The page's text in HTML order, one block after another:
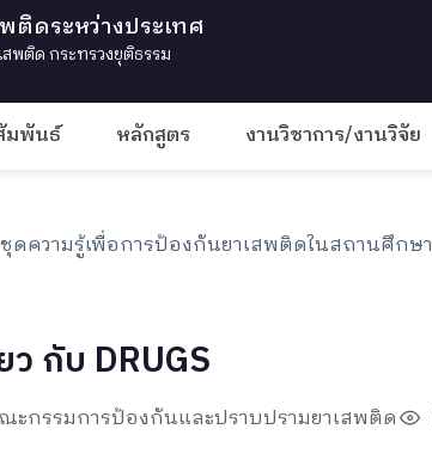
ติดระหว่างประเทศ
พติด กระทรวงยุติธรรม
มพันธ์ หลักสูตร งานวิชาการ/งานวิจัย
ชุดความรู้เพื่อการป้องกันยาเสพติดในสถานศึกษา
กับ DRUGS
ะกรรมการป้องกันและปราบปรามยาเสพติด